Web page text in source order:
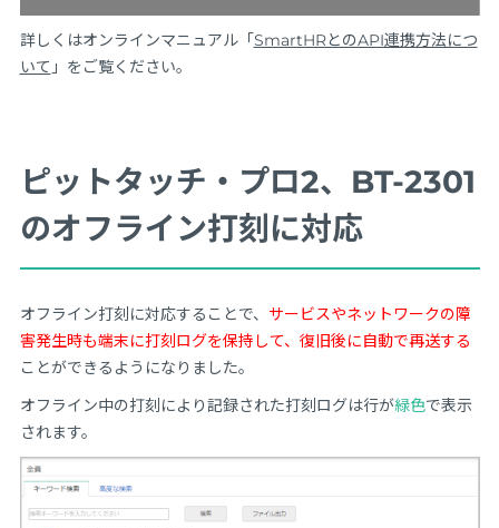
詳しくはオンラインマニュアル「SmartHRとのAPI連携方法につ
いて 」をご覧ください。
ピットタッチ・プロ2、BT-2301
のオフライン打刻に対応
オフライン打刻に対応することで、 サービスやネットワークの障
害発生時も端末に打刻ログを保持して、復旧後に自動で再送する
ことができるようになりました。
オフライン中の打刻により記録された打刻ログは行が緑色で表示
されます。